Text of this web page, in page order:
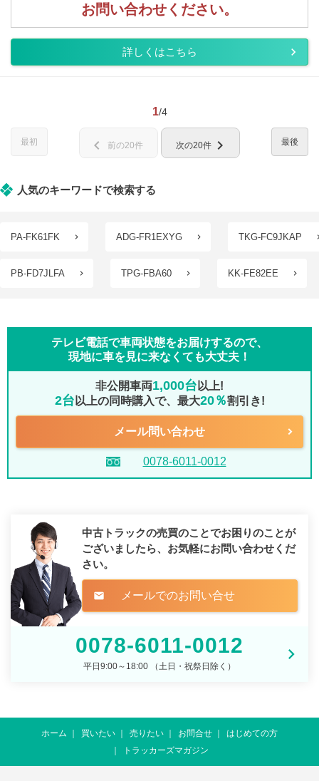
お問い合わせください。
詳しくはこちら
1/4
最初 最後
chevron_left 前の20件 次の20件 chevron_right
人気のキーワードで検索する
PA-FK61FK ADG-FR1EXYG TKG-FC9JKAP
PB-FD7JLFA TPG-FBA60 KK-FE82EE
テレビ電話で車両状態をお届けするので、
現地に車を見に来なくても大丈夫！
非公開車両1,000台 以上!
2台 以上の同時購入で、最大20％割引き!
メール問い合わせ
0078-6011-0012
中古トラックの売買のことでお困りのことが
ございましたら、 お気軽にお問い合わせくだ
さい。
mail メールでのお問い合せ
0078-6011-0012
平日9:00～18:00 （土日・祝祭日除く）
ホーム 買いたい 売りたい お問合せ
はじめての方
トラッカーズマガジン